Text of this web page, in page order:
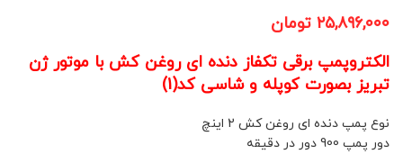
۲۵,۸۹۶,۰۰۰ تومان
الکتروپمپ برقی تکفاز دنده ای روغن کش با موتور ژن
تبریز بصورت کوپله و شاسی کد(1)
نوع پمپ دنده ای روغن کش 2 اینچ
دور پمپ 900 دور در دقیقه